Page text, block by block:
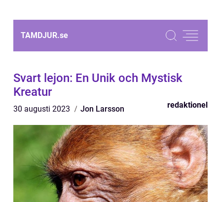
TAMDJUR.se
Svart lejon: En Unik och Mystisk
Kreatur
30 augusti 2023 Jon Larsson redaktionel